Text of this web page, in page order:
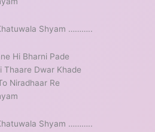
Shyam ………..
Hi Bharni Pade
Thaare Dwar Khade
Niradhaar Re
Shyam ………..